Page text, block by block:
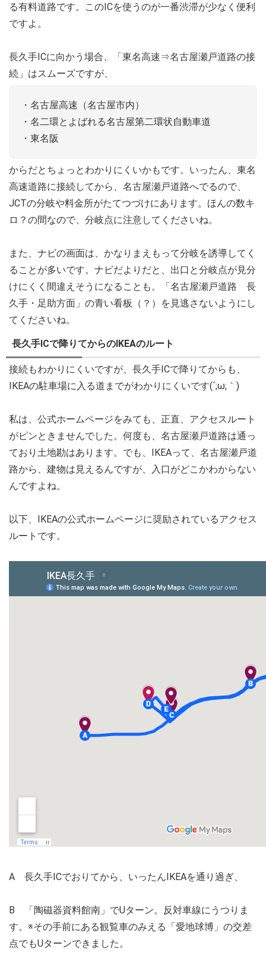
る有料道路です。このICを使うのが一番渋滞が少なく便利
ですよ。
長久手ICに向かう場合、「東名高速⇒名古屋瀬戸道路の接
続」はスムーズですが、
・名古屋高速（名古屋市内）
・名二環とよばれる名古屋第二環状自動車道
・東名阪
からだとちょっとわかりにくいかもです。いったん、東名
高速道路に接続してから、名古屋瀬戸道路へでるので、
JCTの分岐や料金所がたてつづけにあります。ほんの数キ
ロ？の間なので、分岐点に注意してくださいね。
また、ナビの画面は、かなりまえもって分岐を誘導してく
ることが多いです。ナビだよりだと、出口と分岐点が見分
けにくく間違えそうになることも。「名古屋瀬戸道路 長
久手・足助方面」の青い看板（？）を見逃さないようにし
てくださいね。
長久手ICで降りてからのIKEAのルート
接続もわかりにくいですが、長久手ICで降りてからも、
IKEAの駐車場に入る道までがわかりにくいです(´;ω;｀)
私は、公式ホームページをみても、正直、アクセスルート
がピンときませんでした。何度も、名古屋瀬戸道路は通っ
ており土地勘はあります。でも、IKEAって、名古屋瀬戸道
路から、建物は見えるんですが、入口がどこかわからない
んですよね。
以下、IKEAの公式ホームページに奨励されているアクセス
ルートです。
A 長久手ICでおりてから、いったんIKEAを通り過ぎ、
B 「陶磁器資料館南」でUターン。反対車線にうつりま
す。※その手前にある観覧車のみえる「愛地球博」の交差
点でもUターンできました。